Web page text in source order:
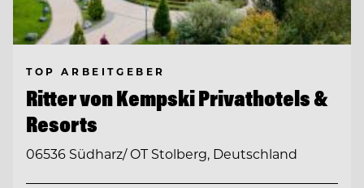
TOP ARBEITGEBER
Ritter von Kempski Privathotels &
Resorts
06536 Südharz/ OT Stolberg, Deutschland